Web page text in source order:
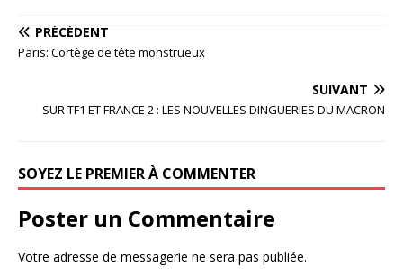
PRÉCÉDENT
Paris: Cortège de tête monstrueux
SUIVANT
SUR TF1 ET FRANCE 2 : LES NOUVELLES DINGUERIES DU MACRON
SOYEZ LE PREMIER À COMMENTER
Poster un Commentaire
Votre adresse de messagerie ne sera pas publiée.